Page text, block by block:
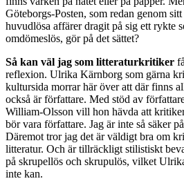
Göteborgs-Posten, som redan genom
huvudlösa affärer dragit på sig ett rykte
omdömeslös, gör på det sättet?
Så kan väl jag som litteraturkritiker
reflexion. Ulrika Kärnborg som gärna
kultursida morrar här över att där finns
också är författare. Med stöd av
William-Olsson vill hon hävda att
bör vara författare. Jag är inte så säker
Däremot tror jag det är väldigt bra om
litteratur. Och är tillräckligt stilistiskt
på skrupellös och skrupulös, vilket
inte kan.